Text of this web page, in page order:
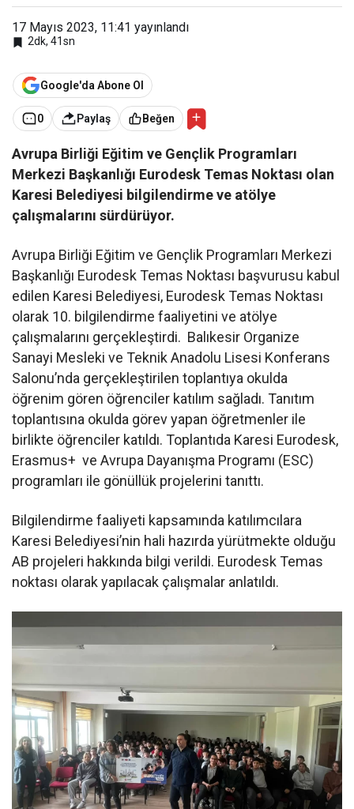
17 Mayıs 2023, 11:41 yayınlandı
2dk, 41sn
Google'da Abone Ol
0 Paylaş Beğen
Avrupa Birliği Eğitim ve Gençlik Programları
Merkezi Başkanlığı Eurodesk Temas Noktası olan
Karesi Belediyesi bilgilendirme ve atölye
çalışmalarını sürdürüyor.
Avrupa Birliği Eğitim ve Gençlik Programları Merkezi
Başkanlığı Eurodesk Temas Noktası başvurusu kabul
edilen Karesi Belediyesi, Eurodesk Temas Noktası
olarak 10. bilgilendirme faaliyetini ve atölye
çalışmalarını gerçekleştirdi. Balıkesir Organize
Sanayi Mesleki ve Teknik Anadolu Lisesi Konferans
Salonu’nda gerçekleştirilen toplantıya okulda
öğrenim gören öğrenciler katılım sağladı. Tanıtım
toplantısına okulda görev yapan öğretmenler ile
birlikte öğrenciler katıldı. Toplantıda Karesi Eurodesk,
Erasmus+ ve Avrupa Dayanışma Programı (ESC)
programları ile gönüllük projelerini tanıttı.
Bilgilendirme faaliyeti kapsamında katılımcılara
Karesi Belediyesi’nin hali hazırda yürütmekte olduğu
AB projeleri hakkında bilgi verildi. Eurodesk Temas
noktası olarak yapılacak çalışmalar anlatıldı.